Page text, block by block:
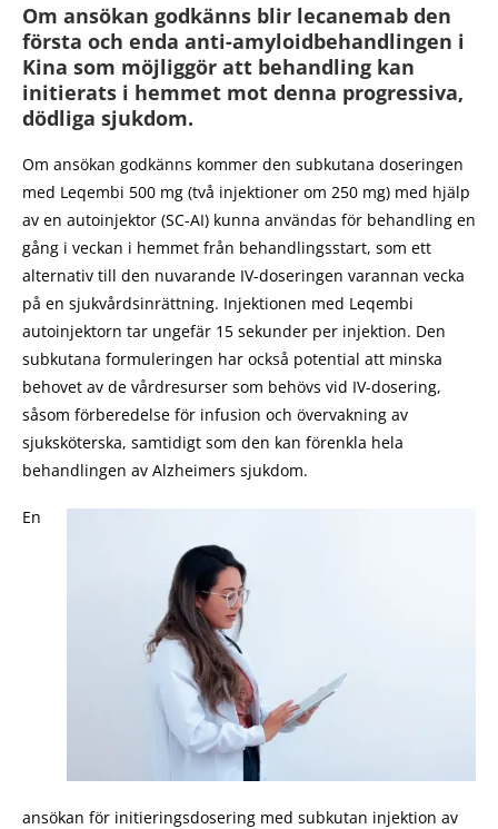
Om ansökan godkänns blir lecanemab den
första och enda anti-amyloidbehandlingen i
Kina som möjliggör att behandling kan
initierats i hemmet mot denna progressiva,
dödliga sjukdom.
Om ansökan godkänns kommer den subkutana doseringen
med Leqembi 500 mg (två injektioner om 250 mg) med hjälp
av en autoinjektor (SC-AI) kunna användas för behandling en
gång i veckan i hemmet från behandlingsstart, som ett
alternativ till den nuvarande IV-doseringen varannan vecka
på en sjukvårdsinrättning. Injektionen med Leqembi
autoinjektorn tar ungefär 15 sekunder per injektion. Den
subkutana formuleringen har också potential att minska
behovet av de vårdresurser som behövs vid IV-dosering,
såsom förberedelse för infusion och övervakning av
sjuksköterska, samtidigt som den kan förenkla hela
behandlingen av Alzheimers sjukdom.
En
ansökan för initieringsdosering med subkutan injektion av